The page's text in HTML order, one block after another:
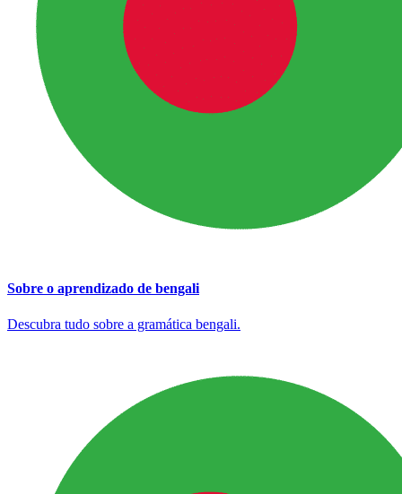
Sobre o aprendizado de bengali
Descubra tudo sobre a gramática bengali.